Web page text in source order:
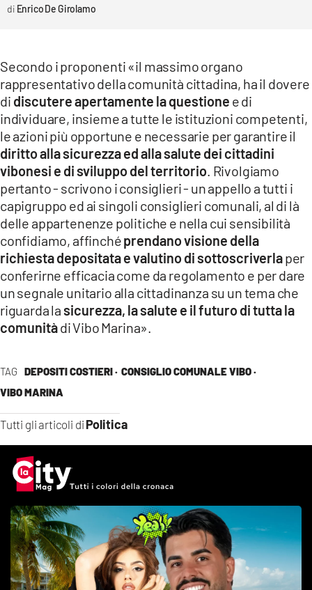
TAG DEPOSITI COSTIERI · CONSIGLIO COMUNALE VIBO ·
VIBO MARINA
Tutti gli articoli di Politica
Enrico De Girolamo
Secondo i proponenti «il massimo organo
rappresentativo della comunità cittadina, ha il dovere
di discutere apertamente la questione e di
individuare, insieme a tutte le istituzioni competenti,
le azioni più opportune e necessarie per garantire il
diritto alla sicurezza ed alla salute dei cittadini
vibonesi e di sviluppo del territorio . Rivolgiamo
pertanto - scrivono i consiglieri - un appello a tutti i
capigruppo ed ai singoli consiglieri comunali, al di là
delle appartenenze politiche e nella cui sensibilità
confidiamo, affinchéprendano visione della
richiesta depositata e valutino di sottoscriverlaper
conferirne efficacia come da regolamento e per dare
un segnale unitario alla cittadinanza su un tema che
riguarda la sicurezza, la salute e il futuro di tutta la
comunitàdi Vibo Marina».